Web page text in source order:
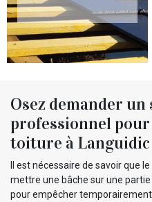
Osez demander un
professionnel pour
toiture à Languidic
Il est nécessaire de savoir que
mettre une bâche sur une
pour empêcher temporairement